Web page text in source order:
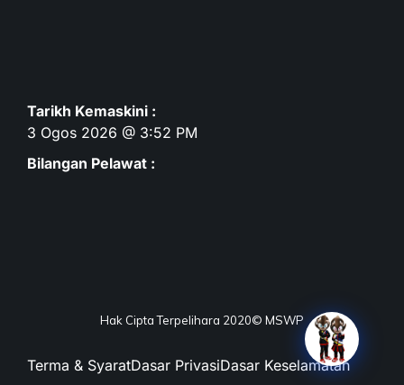
Tarikh Kemaskini :
3 Ogos 2026 @ 3:52 PM
Bilangan Pelawat :
Hak Cipta Terpelihara 2020© MSWP
Terma & SyaratDasar PrivasiDasar Keselamatan